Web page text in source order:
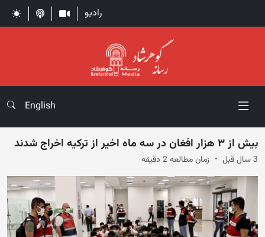
رادیو
English
بیش از ۳ هزار افغان در سه ماه اخیر از ترکیه اخراج شدند
3 سال قبل زمان مطالعه 2 دقیقه